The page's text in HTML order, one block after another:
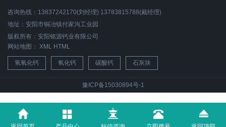
咨询热线：13837242170(刘经理) 13783815788(戴经理)
地址：安阳市铜冶镇付家沟工业园
版权所有：安阳铭源钙业有限公司
网站地图： XML HTML
氢氧化钙 氧化钙 碳酸钙 石灰块
豫ICP备15030894号-1